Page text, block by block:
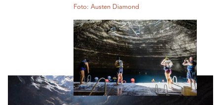
Foto: Austen Diamond